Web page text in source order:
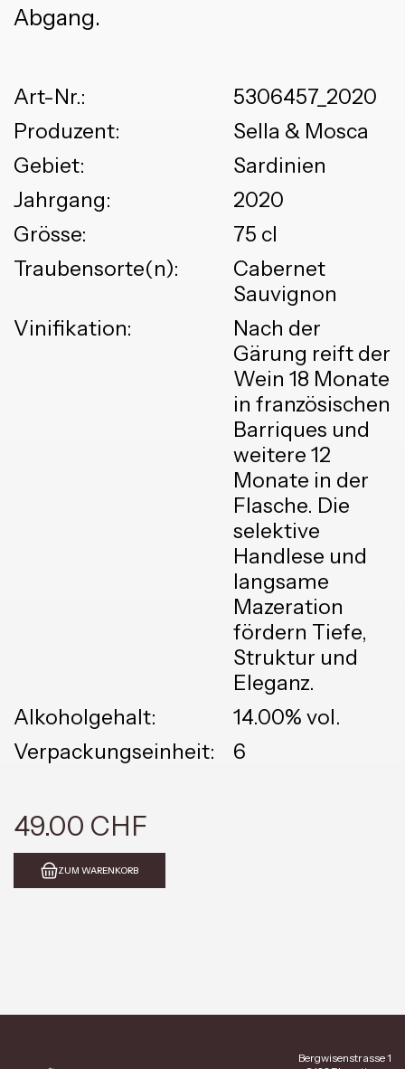
Abgang.
Art-Nr.:
5306457_2020
Produzent:
Sella & Mosca
Gebiet:
Sardinien
Jahrgang:
2020
Grösse:
75 cl
Traubensorte(n):
Cabernet
Sauvignon
Vinifikation:
Nach der
Gärung reift der
Wein 18 Monate
in französischen
Barriques und
weitere 12
Monate in der
Flasche. Die
selektive
Handlese und
langsame
Mazeration
fördern Tiefe,
Struktur und
Eleganz.
Alkoholgehalt:
14.00% vol.
Verpackungseinheit:
6
49.00 CHF
ZUM WARENKORB
Bergwisenstrasse 1